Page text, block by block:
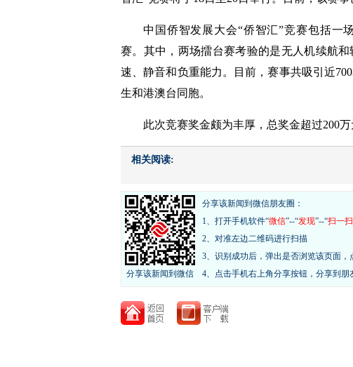
中国侨智发展大会“侨智汇”竞赛包括一
赛。其中，两场擂台赛考验的是无人机续航
速、静音和负重能力。目前，赛事共吸引近
生和港澳台同胞。
此次竞赛奖金颇为丰厚，总奖金超过200万
相关阅读:
分享该新闻到微信
分享该新闻到微信朋友圈：
1、打开手机软件“微信”--“发现”--“扫一扫
2、对准左边二维码进行扫描
3、识别成功后，弹出是否浏览该页面，
4、点击手机右上角分享按钮，分享到朋